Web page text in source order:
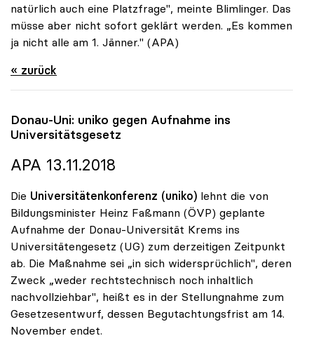
natürlich auch eine Platzfrage", meinte Blimlinger. Das
müsse aber nicht sofort geklärt werden. „Es kommen
ja nicht alle am 1. Jänner." (APA)
« zurück
Donau-Uni: uniko gegen Aufnahme ins
Universitätsgesetz
APA 13.11.2018
Die Universitätenkonferenz (uniko) lehnt die von
Bildungsminister Heinz Faßmann (ÖVP) geplante
Aufnahme der Donau-Universität Krems ins
Universitätengesetz (UG) zum derzeitigen Zeitpunkt
ab. Die Maßnahme sei „in sich widersprüchlich", deren
Zweck „weder rechtstechnisch noch inhaltlich
nachvollziehbar", heißt es in der Stellungnahme zum
Gesetzesentwurf, dessen Begutachtungsfrist am 14.
November endet.